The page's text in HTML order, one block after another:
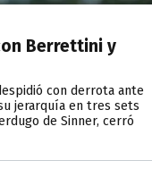
Berrettini y
con derrota ante
jerarquía en tres sets
de Sinner, cerró